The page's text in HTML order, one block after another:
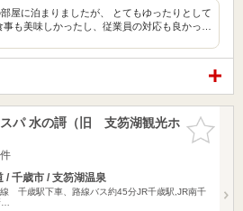
屋に泊まりましたが、 とてもゆったりとして
事も美味しかったし、従業員の対応も良かっ…
お気に入
りに追加
スパ 水の謌（旧 支笏湖観光ホ
/ 千歳市 / 支笏湖温泉
千歳駅下車、路線バス約45分JR千歳駅,JR南千